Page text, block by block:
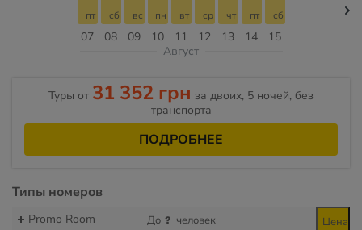
07
пт
08
сб
09
вс
10
пн
11
вт
12
ср
13
чт
14
пт
15
сб
Август
Туры от 31 352 грн за двоих, 5 ночей, без
транспорта
ПОДРОБНЕЕ
Типы номеров
Promo Room До человек Цена